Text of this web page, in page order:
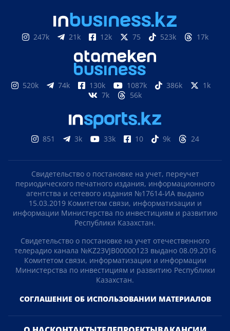
247k 21k 12k 75 523k 17k
520k 74k 130k 1087k 386k
1k
7k
56k
851 3k 33k 10 9k 24
Свидетельство о постановке на учет, переучет
периодического печатного издания, информационного
агентства и сетевого издания №17614-ИА выдано
15.03.2019 Комитетом связи, информатизации и
информации Министерства по инвестициям и развитию
Республики Казахстан.
Свидетельство о постановке на учет отечественного
телерадио канала №KZ23VJB00000123 выдано 08.09.2016
Комитетом связи, информатизации и информации
Министерства по инвестициям и развитию Республики
Казахстан.
СОГЛАШЕНИЕ ОБ ИСПОЛЬЗОВАНИИ МАТЕРИАЛОВ